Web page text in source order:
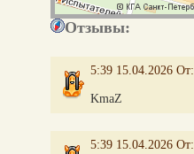
Отзывы:
5:39 15.04.2026 От:
KmaZ
5:39 15.04.2026 От: